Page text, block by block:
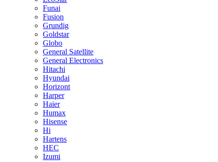
Funai
Fusion
Grundig
Goldstar
Globo
General Satellite
General Electronics
Hitachi
Hyundai
Horizont
Harper
Haier
Humax
Hisense
Hi
Hartens
HEC
Izumi